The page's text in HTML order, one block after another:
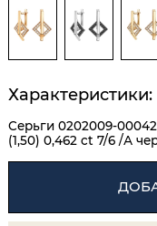
Характеристики:
Серьги 0202009-
(1,50) 0,462 ct 7/6 /А